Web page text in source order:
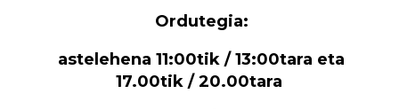
Ordutegia:
astelehena 11:00tik / 13:00tara eta
17.00tik / 20.00tara